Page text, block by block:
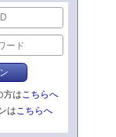
方はこちらへ
はこちらへ